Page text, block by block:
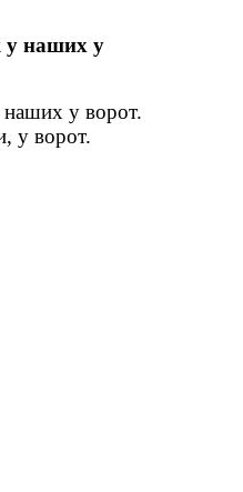
у наших у
у ворот.
у ворот.